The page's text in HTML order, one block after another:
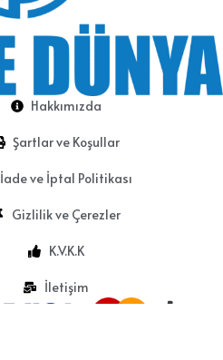
Hakkımızda
Şartlar ve Koşullar
İade ve İptal Politikası
Gizlilik ve Çerezler
K.V.K.K
İletişim